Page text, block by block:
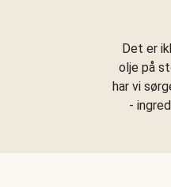
Det er
olje på
har vi
-